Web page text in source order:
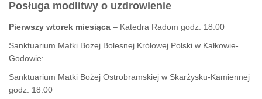
Posługa modlitwy o uzdrowienie
Pierwszy wtorek miesiąca – Katedra Radom godz. 18:00
Sanktuarium Matki Bożej Bolesnej Królowej Polski w Kałkowie-
Godowie:
Sanktuarium Matki Bożej Ostrobramskiej w Skarżysku-Kamiennej
godz. 18:00